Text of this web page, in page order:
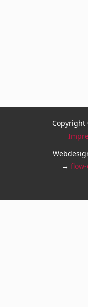
Copyright
→